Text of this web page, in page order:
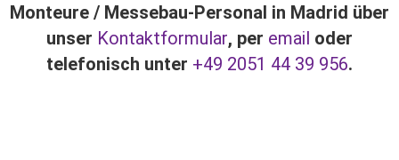
Monteure / Messebau-Personal in Madrid über
unser Kontaktformular, per email oder
telefonisch unter +49 2051 44 39 956.